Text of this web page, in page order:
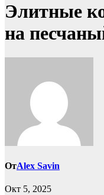
Элитные
на
ОтAlex Savin
Окт 5, 2025